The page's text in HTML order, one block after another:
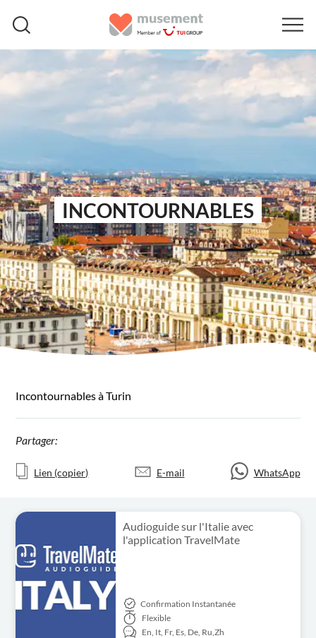
INCONTOURNABLES
Incontournables à Turin
Partager:
Lien (copier) E-mail WhatsApp
Audioguide sur l'Italie avec
l'application TravelMate
Confirmation Instantanée
Flexible
En, It, Fr, Es, De, Ru,Zh